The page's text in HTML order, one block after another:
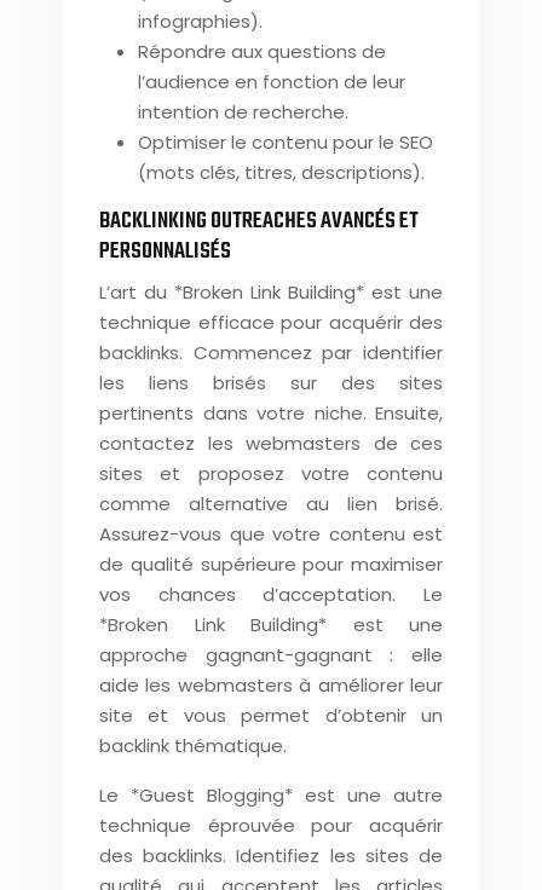
infographies).
Répondre aux questions de
l’audience en fonction de leur
intention de recherche.
Optimiser le contenu pour le SEO
(mots clés, titres, descriptions).
BACKLINKING OUTREACHES AVANCÉS ET
PERSONNALISÉS
L’art du *Broken Link Building* est une
technique efficace pour acquérir des
backlinks. Commencez par identifier
les liens brisés sur des sites
pertinents dans votre niche. Ensuite,
contactez les webmasters de ces
sites et proposez votre contenu
comme alternative au lien brisé.
Assurez-vous que votre contenu est
de qualité supérieure pour maximiser
vos chances d’acceptation. Le
*Broken Link Building* est une
approche gagnant-gagnant : elle
aide les webmasters à améliorer leur
site et vous permet d’obtenir un
backlink thématique.
Le *Guest Blogging* est une autre
technique éprouvée pour acquérir
des backlinks. Identifiez les sites de